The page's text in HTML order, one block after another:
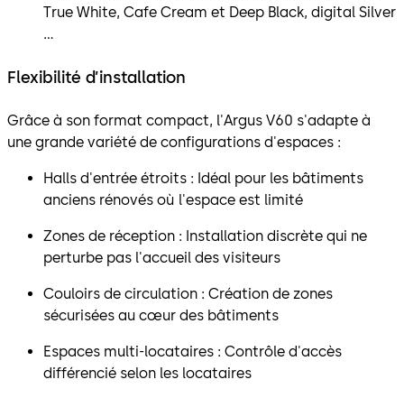
True White, Cafe Cream et Deep Black, digital Silver
...
Flexibilité d’installation
Grâce à son format compact, l'Argus V60 s'adapte à
une grande variété de configurations d'espaces :
Halls d'entrée étroits : Idéal pour les bâtiments
anciens rénovés où l'espace est limité
Zones de réception : Installation discrète qui ne
perturbe pas l'accueil des visiteurs
Couloirs de circulation : Création de zones
sécurisées au cœur des bâtiments
Espaces multi-locataires : Contrôle d'accès
différencié selon les locataires